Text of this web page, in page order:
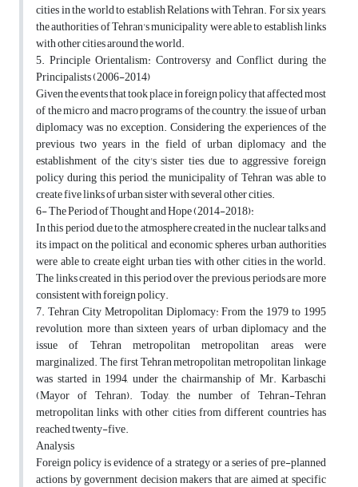
cities in the world to establish Relations with Tehran. For six years,
the authorities of Tehran's municipality were able to establish links
with other cities around the world.
5. Principle Orientalism: Controversy and Conflict during the
Principalists (2006-2014)
Given the events that took place in foreign policy that affected most
of the micro and macro programs of the country, the issue of urban
diplomacy was no exception. Considering the experiences of the
previous two years in the field of urban diplomacy and the
establishment of the city's sister ties, due to aggressive foreign
policy during this period, the municipality of Tehran was able to
create five links of urban sister with several other cities.
6- The Period of Thought and Hope (2014-2018):
In this period, due to the atmosphere created in the nuclear talks and
its impact on the political and economic spheres, urban authorities
were able to create eight urban ties with other cities in the world.
The links created in this period over the previous periods are more
consistent with foreign policy.
7. Tehran City Metropolitan Diplomacy: From the 1979 to 1995
revolution, more than sixteen years of urban diplomacy and the
issue of Tehran metropolitan metropolitan areas were
marginalized. The first Tehran metropolitan metropolitan linkage
was started in 1994, under the chairmanship of Mr. Karbaschi
(Mayor of Tehran). Today, the number of Tehran-Tehran
metropolitan links with other cities from different countries has
reached twenty-five.
Analysis
Foreign policy is evidence of a strategy or a series of pre-planned
actions by government decision makers that are aimed at specific